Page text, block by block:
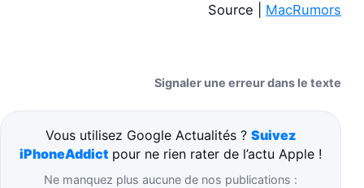
Source | MacRumors
Signaler une erreur dans le texte
Vous utilisez Google Actualités ? Suivez
iPhoneAddict pour ne rien rater de l’actu Apple !
Ne manquez plus aucune de nos publications :